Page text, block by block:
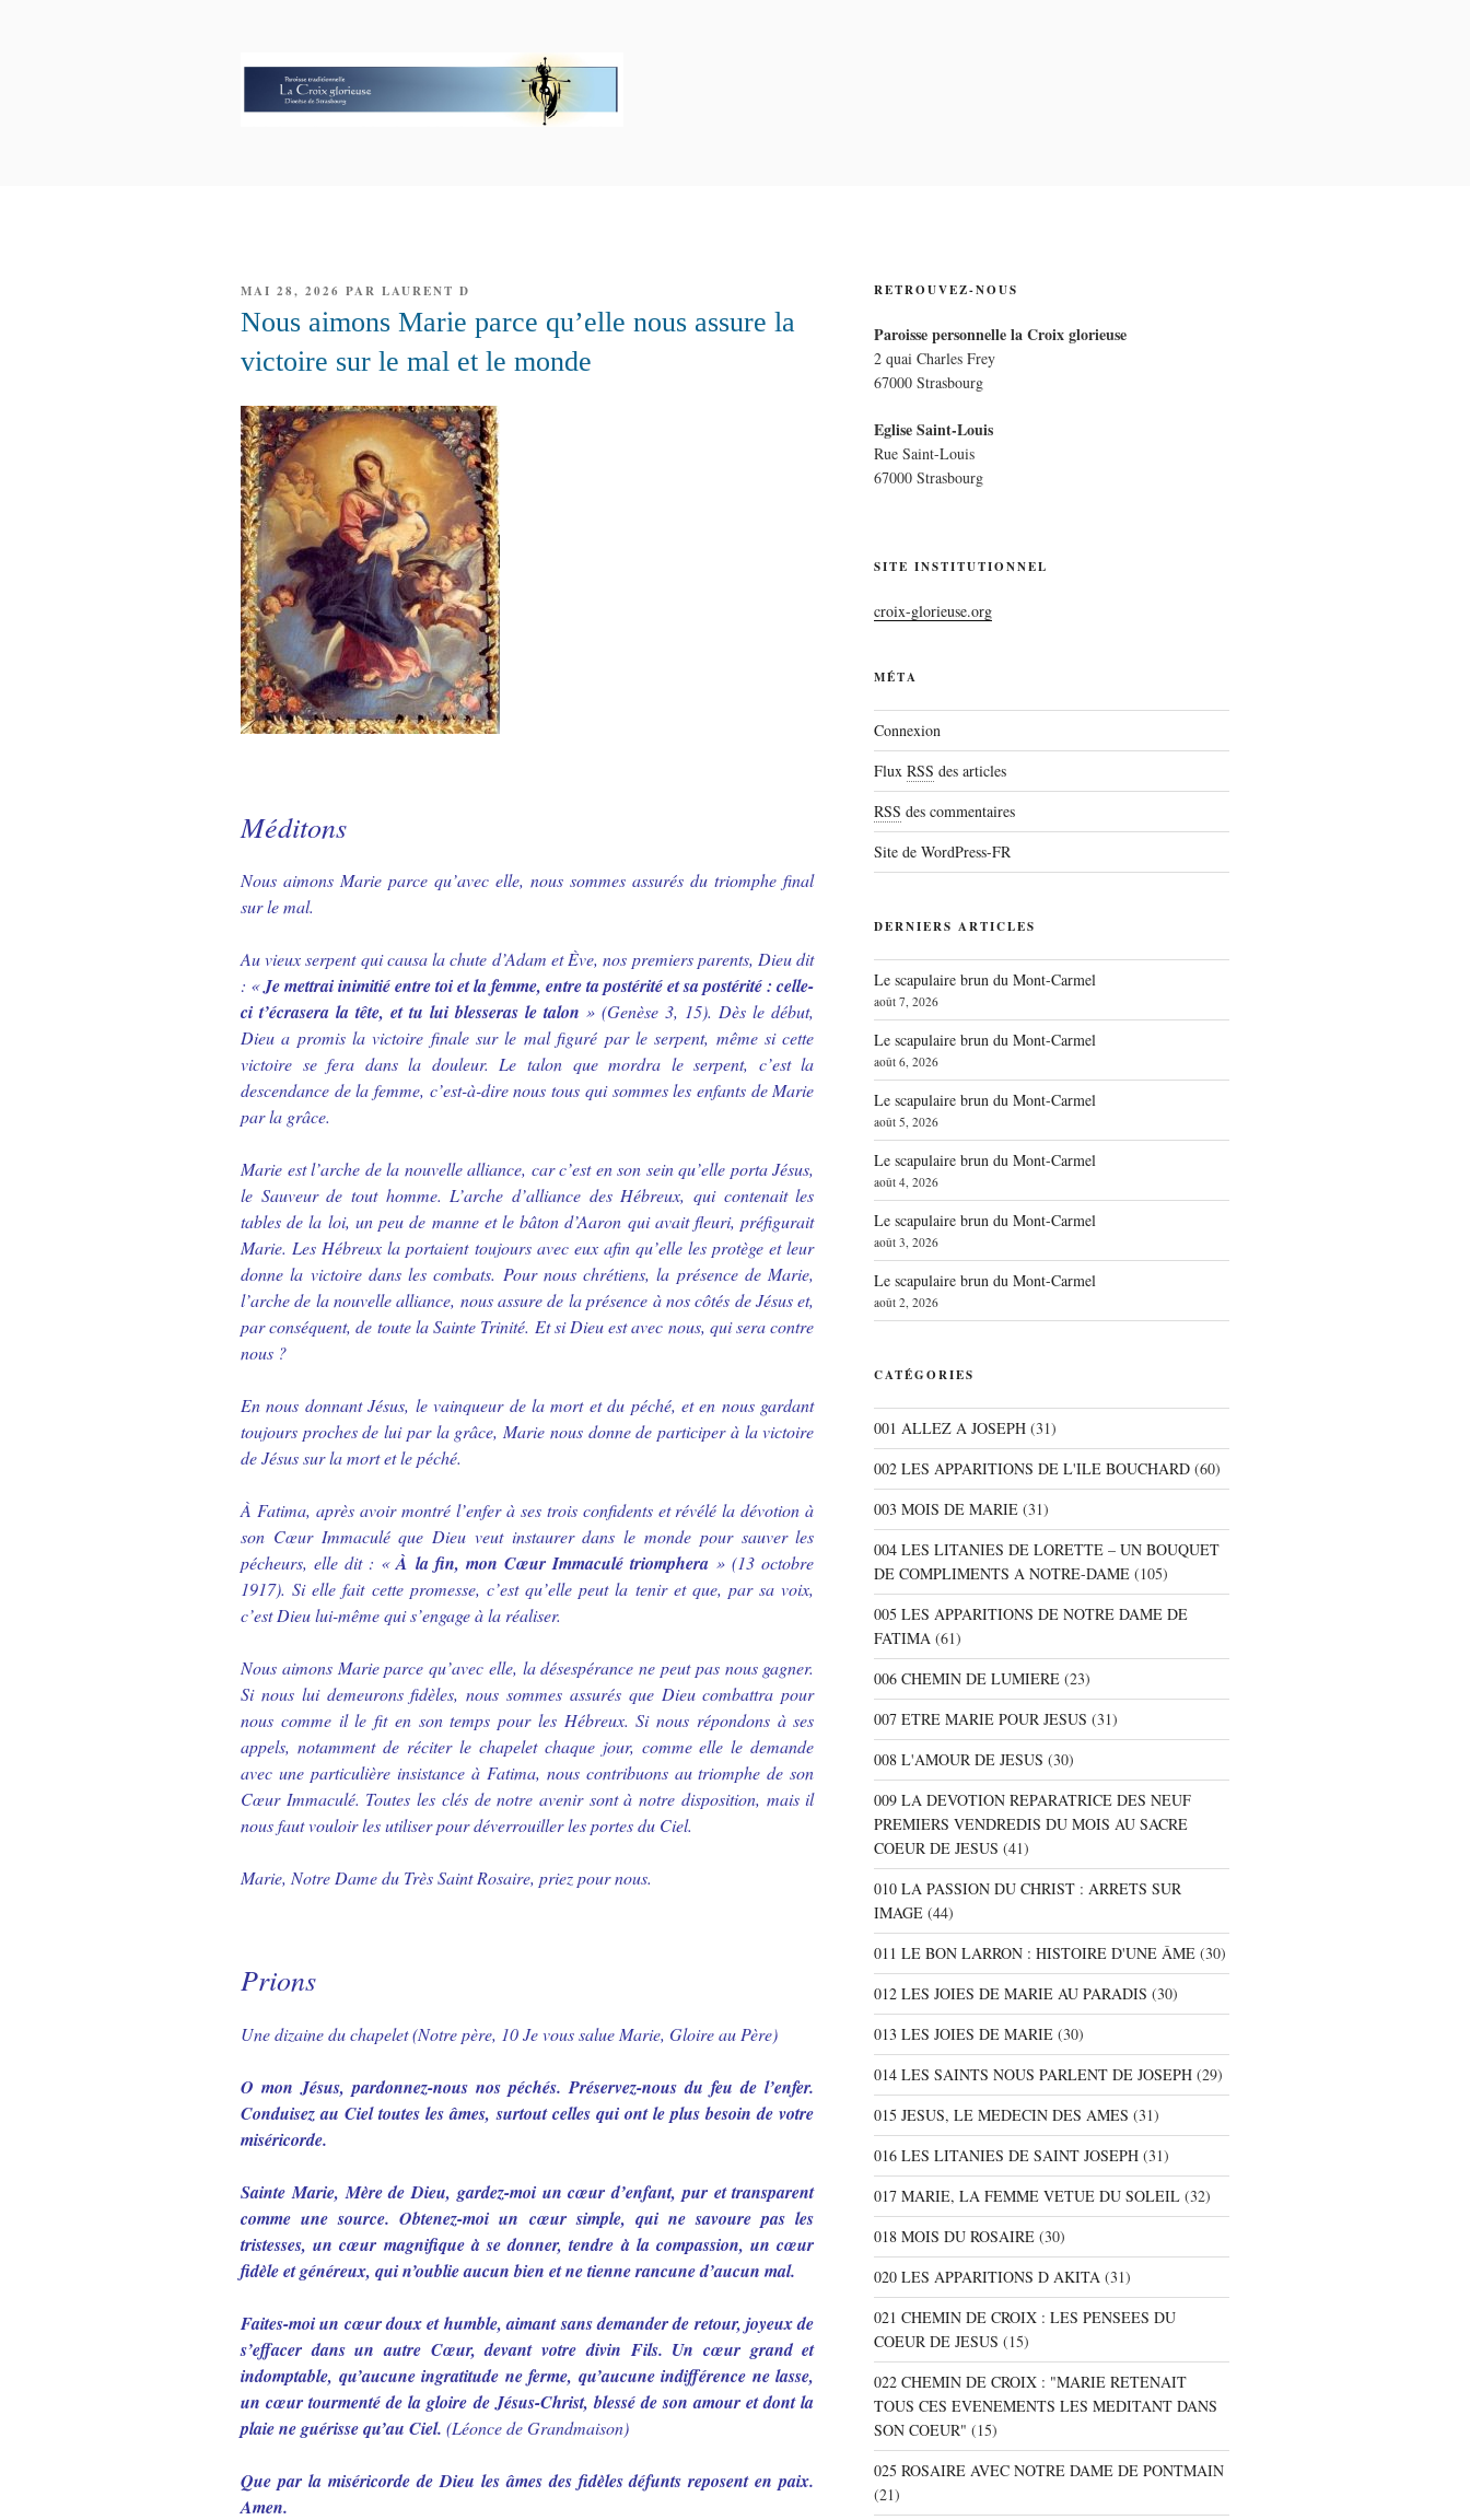
PUBLIÉ
MAI 28, 2026 PAR LAURENT D
Nous aimons Marie parce qu’elle nous assure la
victoire sur le mal et le monde
Méditons
Nous aimons Marie parce qu’avec elle, nous sommes assurés du triomphe final
sur le mal.
Au vieux serpent qui causa la chute d’Adam et Ève, nos premiers parents, Dieu dit
: «Je mettrai inimitié entre toi et la femme, entre ta postérité et sa postérité : celle-
ci t’écrasera la tête, et tu lui blesseras le talon » (Genèse 3, 15). Dès le début,
Dieu a promis la victoire finale sur le mal figuré par le serpent, même si cette
victoire se fera dans la douleur. Le talon que mordra le serpent, c’est la
descendance de la femme, c’est-à-dire nous tous qui sommes les enfants de Marie
par la grâce.
Marie est l’arche de la nouvelle alliance, car c’est en son sein qu’elle porta Jésus,
le Sauveur de tout homme. L’arche d’alliance des Hébreux, qui contenait les
tables de la loi, un peu de manne et le bâton d’Aaron qui avait fleuri, préfigurait
Marie. Les Hébreux la portaient toujours avec eux afin qu’elle les protège et leur
donne la victoire dans les combats. Pour nous chrétiens, la présence de Marie,
l’arche de la nouvelle alliance, nous assure de la présence à nos côtés de Jésus et,
par conséquent, de toute la Sainte Trinité. Et si Dieu est avec nous, qui sera contre
nous ?
En nous donnant Jésus, le vainqueur de la mort et du péché, et en nous gardant
toujours proches de lui par la grâce, Marie nous donne de participer à la victoire
de Jésus sur la mort et le péché.
À Fatima, après avoir montré l’enfer à ses trois confidents et révélé la dévotion à
son Cœur Immaculé que Dieu veut instaurer dans le monde pour sauver les
pécheurs, elle dit : «À la fin, mon Cœur Immaculé triomphera» (13 octobre
1917). Si elle fait cette promesse, c’est qu’elle peut la tenir et que, par sa voix,
c’est Dieu lui-même qui s’engage à la réaliser.
Nous aimons Marie parce qu’avec elle, la désespérance ne peut pas nous gagner.
Si nous lui demeurons fidèles, nous sommes assurés que Dieu combattra pour
nous comme il le fit en son temps pour les Hébreux. Si nous répondons à ses
appels, notamment de réciter le chapelet chaque jour, comme elle le demande
avec une particulière insistance à Fatima, nous contribuons au triomphe de son
Cœur Immaculé. Toutes les clés de notre avenir sont à notre disposition, mais il
nous faut vouloir les utiliser pour déverrouiller les portes du Ciel.
Marie, Notre Dame du Très Saint Rosaire, priez pour nous.
Prions
Une dizaine du chapelet (Notre père, 10 Je vous salue Marie, Gloire au Père)
O mon Jésus, pardonnez-nous nos péchés. Préservez-nous du feu de l’enfer.
Conduisez au Ciel toutes les âmes, surtout celles qui ont le plus besoin de votre
miséricorde.
Sainte Marie, Mère de Dieu, gardez-moi un cœur d’enfant, pur et transparent
comme une source. Obtenez-moi un cœur simple, qui ne savoure pas les
tristesses, un cœur magnifique à se donner, tendre à la compassion, un cœur
fidèle et généreux, qui n’oublie aucun bien et ne tienne rancune d’aucun mal.
Faites-moi un cœur doux et humble, aimant sans demander de retour, joyeux de
s’effacer dans un autre Cœur, devant votre divin Fils. Un cœur grand et
indomptable, qu’aucune ingratitude ne ferme, qu’aucune indifférence ne lasse,
un cœur tourmenté de la gloire de Jésus-Christ, blessé de son amour et dont la
plaie ne guérisse qu’au Ciel. (Léonce de Grandmaison)
Que par la miséricorde de Dieu les âmes des fidèles défunts reposent en paix.
Amen.
RETROUVEZ-NOUS
Paroisse personnelle la Croix glorieuse
2 quai Charles Frey
67000 Strasbourg
Eglise Saint-Louis
Rue Saint-Louis
67000 Strasbourg
SITE INSTITUTIONNEL
croix-glorieuse.org
MÉTA
Connexion
Flux RSS des articles
RSS des commentaires
Site de WordPress-FR
DERNIERS ARTICLES
Le scapulaire brun du Mont-Carmel
août 7, 2026
Le scapulaire brun du Mont-Carmel
août 6, 2026
Le scapulaire brun du Mont-Carmel
août 5, 2026
Le scapulaire brun du Mont-Carmel
août 4, 2026
Le scapulaire brun du Mont-Carmel
août 3, 2026
Le scapulaire brun du Mont-Carmel
août 2, 2026
CATÉGORIES
001 ALLEZ A JOSEPH(31)
002 LES APPARITIONS DE L'ILE BOUCHARD(60)
003 MOIS DE MARIE(31)
004 LES LITANIES DE LORETTE – UN BOUQUET
DE COMPLIMENTS A NOTRE-DAME(105)
005 LES APPARITIONS DE NOTRE DAME DE
FATIMA(61)
006 CHEMIN DE LUMIERE(23)
007 ETRE MARIE POUR JESUS (31)
008 L'AMOUR DE JESUS (30)
009 LA DEVOTION REPARATRICE DES NEUF
PREMIERS VENDREDIS DU MOIS AU SACRE
COEUR DE JESUS (41)
010 LA PASSION DU CHRIST : ARRETS SUR
IMAGE(44)
011 LE BON LARRON : HISTOIRE D'UNE ÂME(30)
012 LES JOIES DE MARIE AU PARADIS (30)
013 LES JOIES DE MARIE(30)
014 LES SAINTS NOUS PARLENT DE JOSEPH(29)
015 JESUS, LE MEDECIN DES AMES (31)
016 LES LITANIES DE SAINT JOSEPH(31)
017 MARIE, LA FEMME VETUE DU SOLEIL(32)
018 MOIS DU ROSAIRE(30)
020 LES APPARITIONS D AKITA(31)
021 CHEMIN DE CROIX : LES PENSEES DU
COEUR DE JESUS (15)
022 CHEMIN DE CROIX : "MARIE RETENAIT
TOUS CES EVENEMENTS LES MEDITANT DANS
SON COEUR" (15)
025 ROSAIRE AVEC NOTRE DAME DE PONTMAIN
(21)